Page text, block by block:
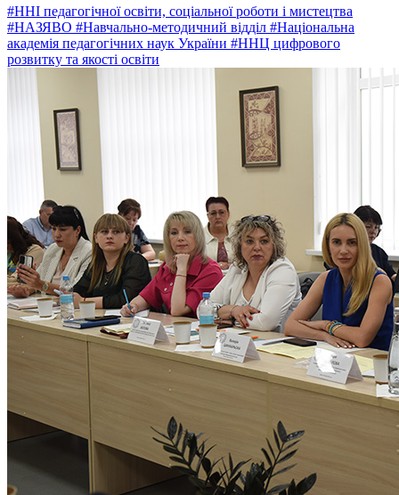
#ННІ педагогічної освіти, соціальної роботи і мистецтва
#НАЗЯВО #Навчально-методичний відділ #Національна
академія педагогічних наук України #ННЦ цифрового
розвитку та якості освіти